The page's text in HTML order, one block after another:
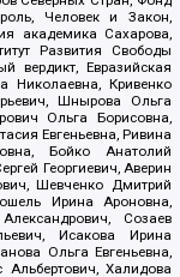
Человек и Закон,
академика Сахарова,
Развития Свободы
вердикт, Евразийская
Николаевна, Кривенко
Шнырова Ольга
Ольга Борисовна,
Евгеньевна, Ривина
Бойко Анатолий
Георгиевич, Аверин
Шевченко Дмитрий
Ирина Ароновна,
Созаев
Исакова Ирина
Ольга Евгеньевна,
Халидова